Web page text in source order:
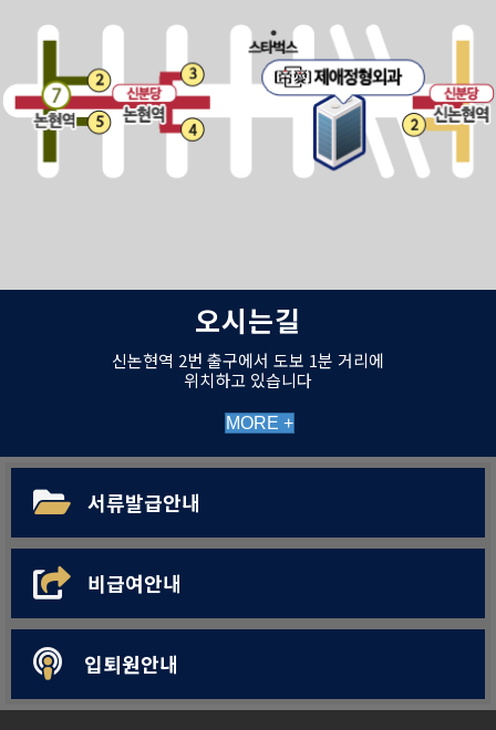
오시는길
신논현역 2번 출구에서 도보 1분 거리에
위치하고 있습니다
MORE +
서류발급안내
비급여안내
입퇴원안내